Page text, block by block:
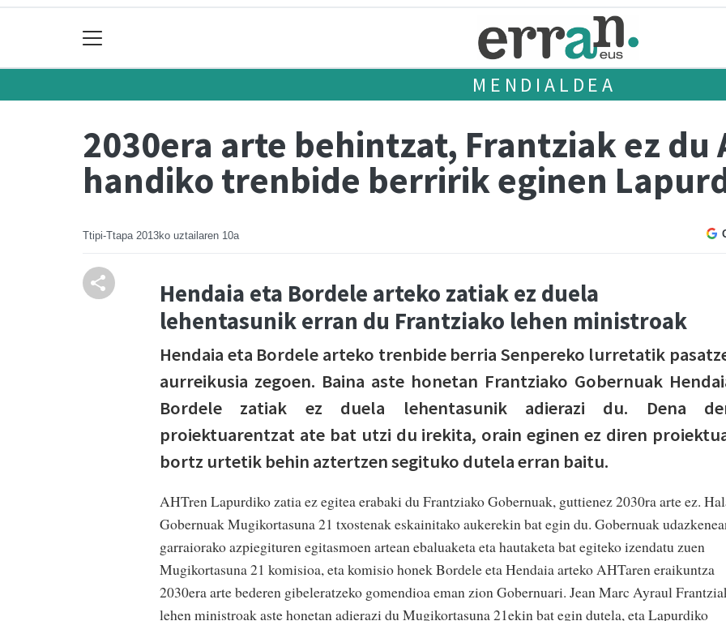
MENDIALDEA
2030era arte behintzat, Frantziak ez du
handiko trenbide berririk eginen
Ttipi-Ttapa 2013ko uztailaren 10a
Hendaia eta Bordele arteko zatiak ez duela
lehentasunik erran du Frantziako lehen ministroak
Hendaia eta Bordele arteko trenbide berria Senpereko lurretatik
aurreikusia zegoen. Baina aste honetan Frantziako Gobernuak
Bordele zatiak ez duela lehentasunik adierazi du. Dena
proiektuarentzat ate bat utzi du irekita, orain eginen ez diren
bortz urtetik behin aztertzen segituko dutela erran baitu.
AHTren Lapurdiko zatia ez egitea erabaki du Frantziako Gobernuak, guttienez 2030ra arte ez.
Gobernuak Mugikortasuna 21 txostenak eskainitako aukerekin bat egin du. Gobernuak
garraiorako azpiegituren egitasmoen artean ebaluaketa eta hautaketa bat egiteko izendatu zuen
Mugikortasuna 21 komisioa, eta komisio honek Bordele eta Hendaia arteko AHTaren eraikuntza
2030era arte bederen gibeleratzeko gomendioa eman zion Gobernuari. Jean Marc Ayraul
lehen ministroak aste honetan adierazi du Mugikortasuna 21ekin bat egin dutela, eta Lapurdiko